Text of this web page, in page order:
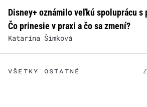
Disney+ oznámilo veľkú spoluprácu s
Čo prinesie v praxi a čo sa zmení?
Katarína Šimková
VŠETKY OSTATNÉ